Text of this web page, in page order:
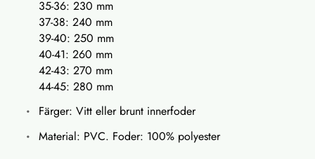
35-36: 230 mm
37-38: 240 mm
39-40: 250 mm
40-41: 260 mm
42-43: 270 mm
44-45: 280 mm
Färger: Vitt eller brunt innerfoder
Material: PVC. Foder: 100% polyester